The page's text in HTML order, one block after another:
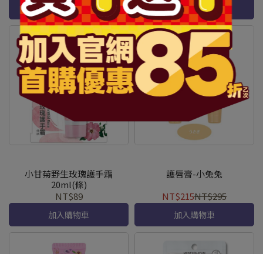
加入購物車 加入購物車
小甘菊野生玫瑰護手霜
20ml(條)
NT$89
加入購物車
護唇膏-小兔兔
NT$215NT$295
加入購物車